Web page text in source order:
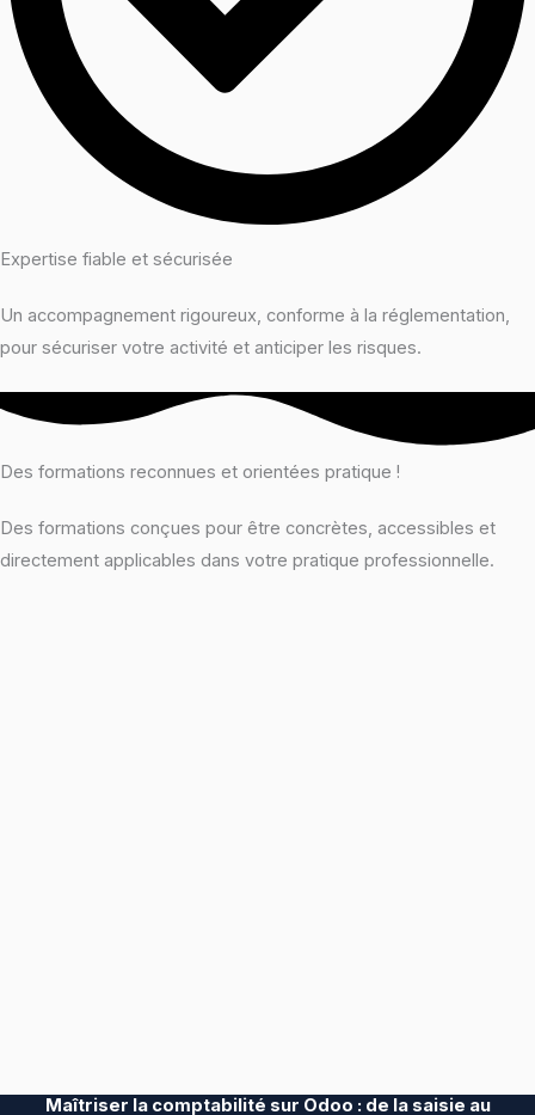
Expertise fiable et sécurisée
Un accompagnement rigoureux, conforme à la réglementation,
pour sécuriser votre activité et anticiper les risques.
Des formations reconnues et orientées pratique !
Des formations conçues pour être concrètes, accessibles et
directement applicables dans votre pratique professionnelle.
Maîtriser la comptabilité sur Odoo : de la saisie au